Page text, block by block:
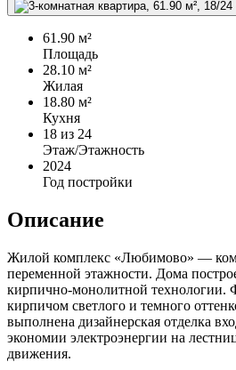
61.90 м²
Площадь
28.10 м²
Жилая
18.80 м²
Кухня
18 из 24
Этаж/Этажность
2024
Год постройки
Описание
Жилой комплекс «Любимово» —
переменной этажности. Дома
кирпично-монолитной технологии.
кирпичом светлого и темного
выполнена дизайнерская отделка
экономии электроэнергии на
движения.